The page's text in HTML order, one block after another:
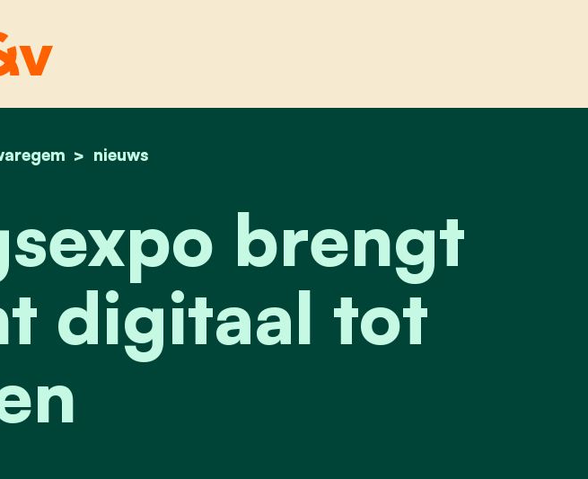
nieuws
claus belevingsexpo brengt hanengevecht digitaal tot leven
brengt
digitaal tot